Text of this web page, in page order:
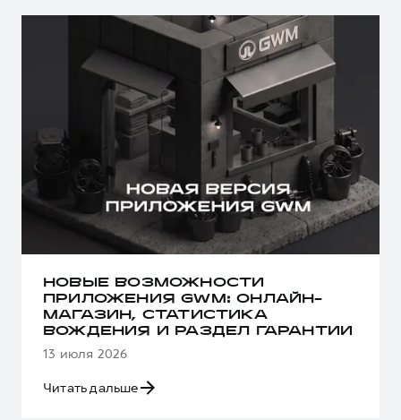
НОВЫЕ ВОЗМОЖНОСТИ
ПРИЛОЖЕНИЯ GWM: ОНЛАЙН-
МАГАЗИН, СТАТИСТИКА
ВОЖДЕНИЯ И РАЗДЕЛ ГАРАНТИИ
13 июля 2026
Читать дальше